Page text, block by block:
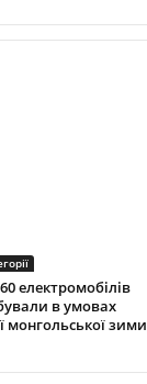
електромобілів
в умовах
монгольської зими